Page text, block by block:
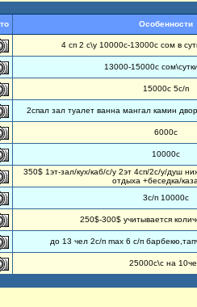
Особенности
4 сп 2 с\у 10000с-13000с сом в
13000-15000с
15000с 5с/п
2спал зал туалет ванна мангал камин
6000с
10000с
350$ 1эт-зал/кух/каб/с/у 2эт 4сп/2с/у/душ
отдыха +беседка/
3с/п 10000с
250$-300$ учитывается
до 13 чел 2с/п max 6 с/п
25000с\с на